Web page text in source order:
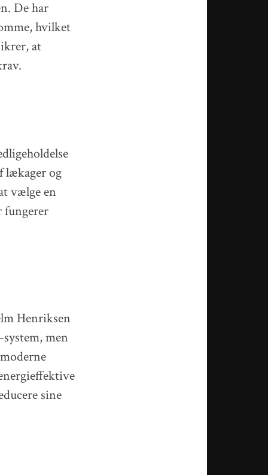
De har
hvilket
at
lækager og
vælge en
fungerer
Henriksen
men
sine